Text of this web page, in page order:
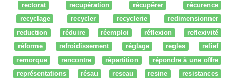
rectorat
recupération récupérer
récurence
recyclage
recycler recyclerie
redimensionner
reduction
réduire réemploi réflexion
reflexivité
réforme
refroidissement réglage regles
relief
remorque
rencontre répartition
répondre à une offre
représentations
résau reseau resine
resistances